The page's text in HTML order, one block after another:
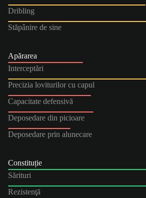
Dribling
Stăpânire de sine
Apărarea
Interceptări
Precizia loviturilor cu capul
Capacitate defensivă
Deposedare din picioare
Deposedare prin alunecare
Constituție
Sărituri
Rezistenţă